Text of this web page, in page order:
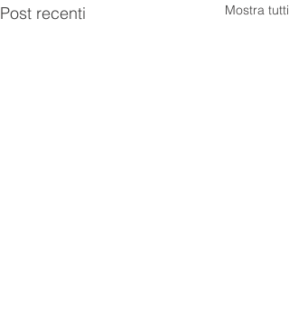
Post recenti Mostra tutti